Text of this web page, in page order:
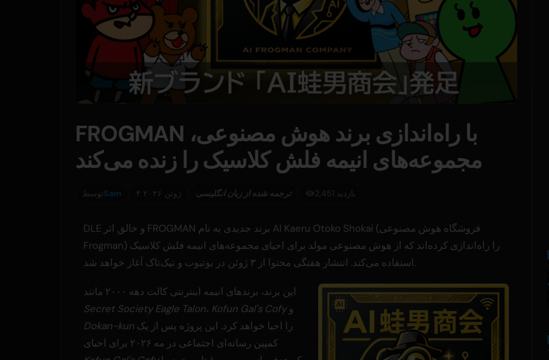
FROGMAN با راه‌اندازی برند هوش مصنوعی،
مجموعه‌های انیمه فلش کلاسیک را زنده می‌کند
توسطSam ۴ ژوئن ۲۰۲۶ ترجمه شده از زبان انگلیسی 2,451 بازدید
DLE و خالق اثر FROGMAN برند جدیدی به نام AI Kaeru Otoko Shokai (فروشگاه هوش مصنوعی
Frogman) را راه‌اندازی کرده‌اند که از هوش مصنوعی مولد برای احیای مجموعه‌های انیمه فلش کلاسیک
استفاده می‌کند. انتشار هفتگی محتوا از ۳ ژوئن در یوتیوب و تیک‌تاک آغاز خواهد شد.
این برند، برندهای انیمه اینترنتی کالت دهه ۲۰۰۰ مانند
Secret Society Eagle Talon، Kofun Gal's Cofy و
Dokan-kun
کمپین رسانه‌ای اجتماعی در مه ۲۰۲۶ برای احیای